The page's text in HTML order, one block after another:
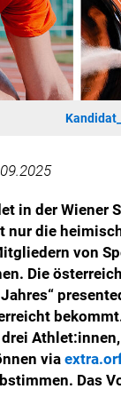
in der Wiener
nur die
von
Die
via
Das